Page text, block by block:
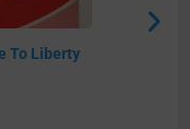
To Liberty